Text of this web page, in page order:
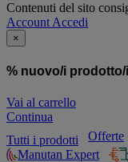
Contenuti del sito
Account Accedi
×
% nuovo/i prodotto/
Vai al carrello
Continua
Tutti i prodotti
Offerte
Manutan Expert